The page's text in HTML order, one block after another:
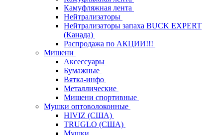
Камуфляжная лента
Нейтрализаторы
Нейтрализаторы запаха BUCK EXPERT
(Канада)
Распродажа по АКЦИИ!!!
Мишени
Аксессуары
Бумажные
Вятка-инфо
Металлические
Мишени спортивные
Мушки оптоволоконные
HIVIZ (США)
TRUGLO (США)
Мушки